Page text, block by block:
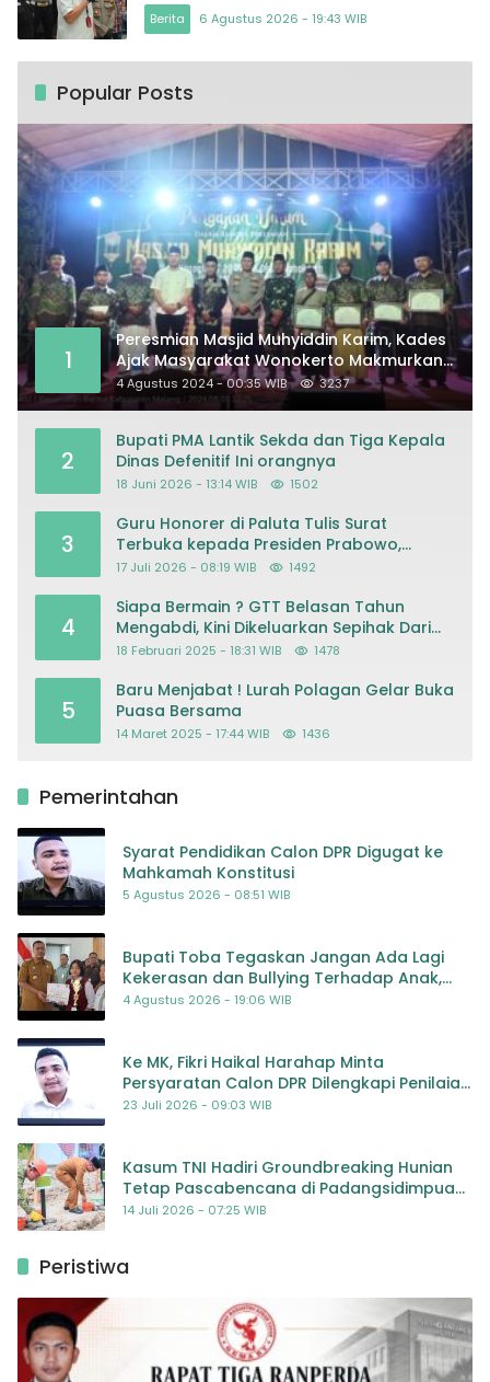
Berita 6 Agustus 2026 - 19:43 WIB
Popular Posts
1
Peresmian Masjid Muhyiddin Karim, Kades
Ajak Masyarakat Wonokerto Makmurkan
Masjid
4 Agustus 2024 - 00:35 WIB 3237
2
Bupati PMA Lantik Sekda dan Tiga Kepala
Dinas Defenitif Ini orangnya
18 Juni 2026 - 13:14 WIB 1502
3
Guru Honorer di Paluta Tulis Surat
Terbuka kepada Presiden Prabowo,
Mohon Keadilan atas Dugaan
17 Juli 2026 - 08:19 WIB 1492
4
Siapa Bermain ? GTT Belasan Tahun
Mengabdi, Kini Dikeluarkan Sepihak Dari
Dapodik
18 Februari 2025 - 18:31 WIB 1478
5
Baru Menjabat ! Lurah Polagan Gelar Buka
Puasa Bersama
14 Maret 2025 - 17:44 WIB 1436
Pemerintahan
Syarat Pendidikan Calon DPR Digugat ke
Mahkamah Konstitusi
5 Agustus 2026 - 08:51 WIB
Bupati Toba Tegaskan Jangan Ada Lagi
Kekerasan dan Bullying Terhadap Anak,
Dorong Kolaborasi Seluruh Pihak
4 Agustus 2026 - 19:06 WIB
Ke MK, Fikri Haikal Harahap Minta
Persyaratan Calon DPR Dilengkapi Penilaian
Kompetensi
23 Juli 2026 - 09:03 WIB
Kasum TNI Hadiri Groundbreaking Hunian
Tetap Pascabencana di Padangsidimpuan,
Harapan Baru bagi Penyintas
14 Juli 2026 - 07:25 WIB
Peristiwa